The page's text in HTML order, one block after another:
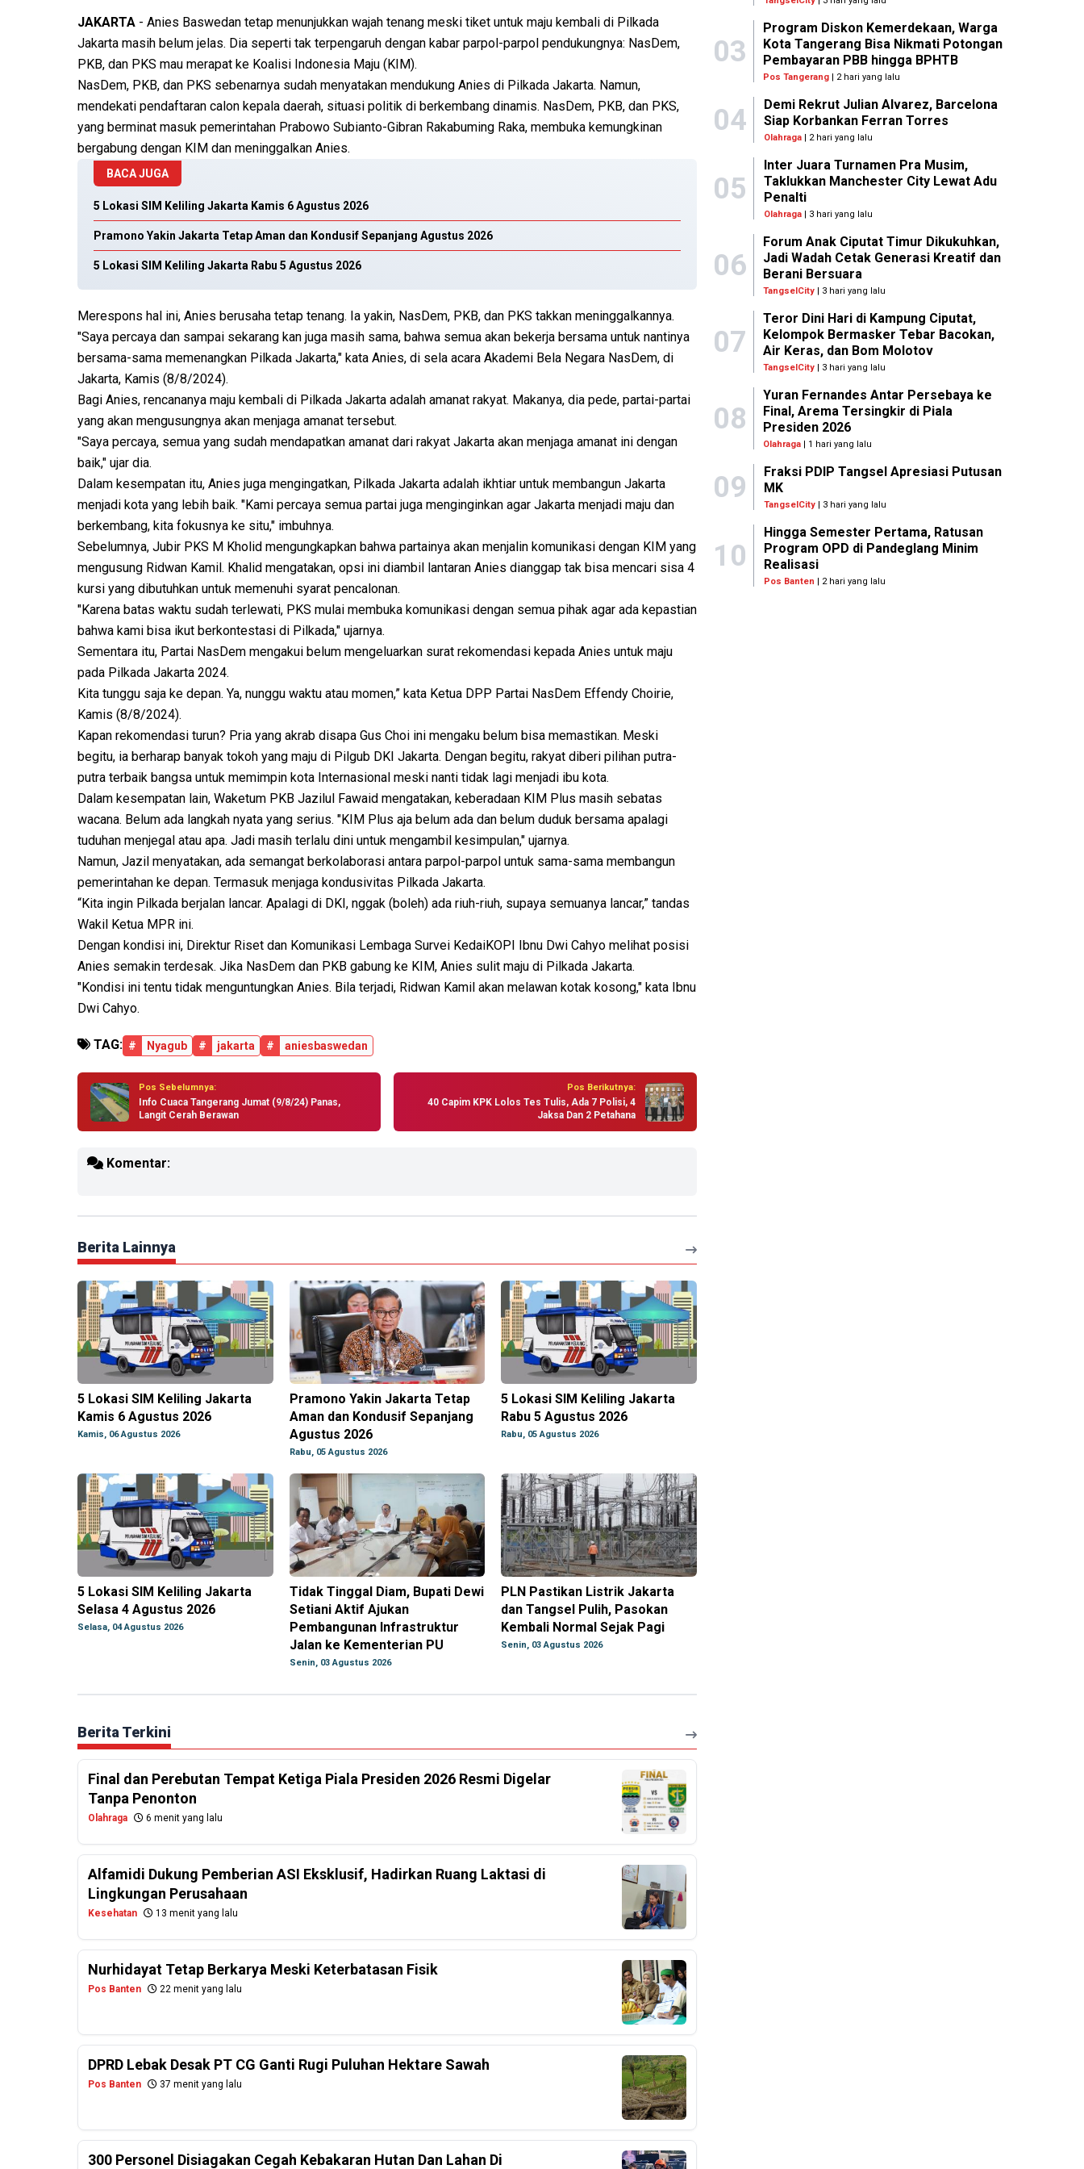
JAKARTA - Anies Baswedan tetap menunjukkan wajah tenang meski tiket untuk maju kembali di Pilkada
Jakarta masih belum jelas. Dia seperti tak terpengaruh dengan kabar parpol-parpol pendukungnya: NasDem,
PKB, dan PKS mau merapat ke Koalisi Indonesia Maju (KIM).
NasDem, PKB, dan PKS sebenarnya sudah menyatakan mendukung Anies di Pilkada Jakarta. Namun,
mendekati pendaftaran calon kepala daerah, situasi politik di berkembang dinamis. NasDem, PKB, dan PKS,
yang berminat masuk pemerintahan Prabowo Subianto-Gibran Rakabuming Raka, membuka kemungkinan
bergabung dengan KIM dan meninggalkan Anies.
BACA JUGA
5 Lokasi SIM Keliling Jakarta Kamis 6 Agustus 2026
Pramono Yakin Jakarta Tetap Aman dan Kondusif Sepanjang Agustus 2026
5 Lokasi SIM Keliling Jakarta Rabu 5 Agustus 2026
Merespons hal ini, Anies berusaha tetap tenang. Ia yakin, NasDem, PKB, dan PKS takkan meninggalkannya.
"Saya percaya dan sampai sekarang kan juga masih sama, bahwa semua akan bekerja bersama untuk nantinya
bersama-sama memenangkan Pilkada Jakarta," kata Anies, di sela acara Akademi Bela Negara NasDem, di
Jakarta, Kamis (8/8/2024).
Bagi Anies, rencananya maju kembali di Pilkada Jakarta adalah amanat rakyat. Makanya, dia pede, partai-partai
yang akan mengusungnya akan menjaga amanat tersebut.
"Saya percaya, semua yang sudah mendapatkan amanat dari rakyat Jakarta akan menjaga amanat ini dengan
baik," ujar dia.
Dalam kesempatan itu, Anies juga mengingatkan, Pilkada Jakarta adalah ikhtiar untuk membangun Jakarta
menjadi kota yang lebih baik. "Kami percaya semua partai juga menginginkan agar Jakarta menjadi maju dan
berkembang, kita fokusnya ke situ," imbuhnya.
Sebelumnya, Jubir PKS M Kholid mengungkapkan bahwa partainya akan menjalin komunikasi dengan KIM yang
mengusung Ridwan Kamil. Khalid mengatakan, opsi ini diambil lantaran Anies dianggap tak bisa mencari sisa 4
kursi yang dibutuhkan untuk memenuhi syarat pencalonan.
"Karena batas waktu sudah terlewati, PKS mulai membuka komunikasi dengan semua pihak agar ada kepastian
bahwa kami bisa ikut berkontestasi di Pilkada," ujarnya.
Sementara itu, Partai NasDem mengakui belum mengeluarkan surat rekomendasi kepada Anies untuk maju
pada Pilkada Jakarta 2024.
Kita tunggu saja ke depan. Ya, nunggu waktu atau momen,” kata Ketua DPP Partai NasDem Effendy Choirie,
Kamis (8/8/2024).
Kapan rekomendasi turun? Pria yang akrab disapa Gus Choi ini mengaku belum bisa memastikan. Meski
begitu, ia berharap banyak tokoh yang maju di Pilgub DKI Jakarta. Dengan begitu, rakyat diberi pilihan putra-
putra terbaik bangsa untuk memimpin kota Internasional meski nanti tidak lagi menjadi ibu kota.
Dalam kesempatan lain, Waketum PKB Jazilul Fawaid mengatakan, keberadaan KIM Plus masih sebatas
wacana. Belum ada langkah nyata yang serius. "KIM Plus aja belum ada dan belum duduk bersama apalagi
tuduhan menjegal atau apa. Jadi masih terlalu dini untuk mengambil kesimpulan," ujarnya.
Namun, Jazil menyatakan, ada semangat berkolaborasi antara parpol-parpol untuk sama-sama membangun
pemerintahan ke depan. Termasuk menjaga kondusivitas Pilkada Jakarta.
“Kita ingin Pilkada berjalan lancar. Apalagi di DKI, nggak (boleh) ada riuh-riuh, supaya semuanya lancar,” tandas
Wakil Ketua MPR ini.
Dengan kondisi ini, Direktur Riset dan Komunikasi Lembaga Survei KedaiKOPI Ibnu Dwi Cahyo melihat posisi
Anies semakin terdesak. Jika NasDem dan PKB gabung ke KIM, Anies sulit maju di Pilkada Jakarta.
"Kondisi ini tentu tidak menguntungkan Anies. Bila terjadi, Ridwan Kamil akan melawan kotak kosong," kata Ibnu
Dwi Cahyo.
TAG: # Nyagub # jakarta # aniesbaswedan
Pos Sebelumnya:
Info Cuaca Tangerang Jumat (9/8/24) Panas,
Langit Cerah Berawan
Pos Berikutnya:
40 Capim KPK Lolos Tes Tulis, Ada 7 Polisi, 4
Jaksa Dan 2 Petahana
Komentar:
Berita Lainnya
5 Lokasi SIM Keliling Jakarta
Kamis 6 Agustus 2026
Kamis, 06 Agustus 2026
Pramono Yakin Jakarta Tetap
Aman dan Kondusif Sepanjang
Agustus 2026
Rabu, 05 Agustus 2026
5 Lokasi SIM Keliling Jakarta
Rabu 5 Agustus 2026
Rabu, 05 Agustus 2026
5 Lokasi SIM Keliling Jakarta
Selasa 4 Agustus 2026
Selasa, 04 Agustus 2026
Tidak Tinggal Diam, Bupati Dewi
Setiani Aktif Ajukan
Pembangunan Infrastruktur
Jalan ke Kementerian PU
Senin, 03 Agustus 2026
PLN Pastikan Listrik Jakarta
dan Tangsel Pulih, Pasokan
Kembali Normal Sejak Pagi
Senin, 03 Agustus 2026
Berita Terkini
Final dan Perebutan Tempat Ketiga Piala Presiden 2026 Resmi Digelar
Tanpa Penonton
Olahraga 6 menit yang lalu
Alfamidi Dukung Pemberian ASI Eksklusif, Hadirkan Ruang Laktasi di
Lingkungan Perusahaan
Kesehatan 13 menit yang lalu
Nurhidayat Tetap Berkarya Meski Keterbatasan Fisik
Pos Banten 22 menit yang lalu
DPRD Lebak Desak PT CG Ganti Rugi Puluhan Hektare Sawah
Pos Banten 37 menit yang lalu
300 Personel Disiagakan Cegah Kebakaran Hutan Dan Lahan Di
03
Program Diskon Kemerdekaan, Warga
Kota Tangerang Bisa Nikmati Potongan
Pembayaran PBB hingga BPHTB
Pos Tangerang | 2 hari yang lalu
04
Demi Rekrut Julian Alvarez, Barcelona
Siap Korbankan Ferran Torres
Olahraga| 2 hari yang lalu
05
Inter Juara Turnamen Pra Musim,
Taklukkan Manchester City Lewat Adu
Penalti
Olahraga| 3 hari yang lalu
06
Forum Anak Ciputat Timur Dikukuhkan,
Jadi Wadah Cetak Generasi Kreatif dan
Berani Bersuara
TangselCity | 3 hari yang lalu
07
Teror Dini Hari di Kampung Ciputat,
Kelompok Bermasker Tebar Bacokan,
Air Keras, dan Bom Molotov
TangselCity | 3 hari yang lalu
08
Yuran Fernandes Antar Persebaya ke
Final, Arema Tersingkir di Piala
Presiden 2026
Olahraga | 1 hari yang lalu
09
Fraksi PDIP Tangsel Apresiasi Putusan
MK
TangselCity| 3 hari yang lalu
10
Hingga Semester Pertama, Ratusan
Program OPD di Pandeglang Minim
Realisasi
Pos Banten | 2 hari yang lalu